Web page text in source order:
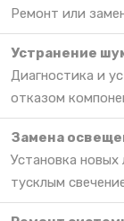
Ремонт или
Устранение
Диагностика и
отказом
Замена
Установка
тусклым